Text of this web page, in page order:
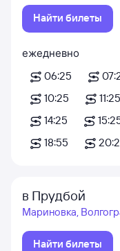
Найти билеты
ежедневно
06:25
10:25
11:25
14:25
18:55
в Прудбой
Мариновка,
Найти билеты